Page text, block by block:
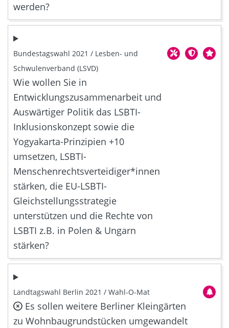
werden?
Bundestagswahl 2021 / Lesben- und
Schwulenverband (LSVD)
Wie wollen Sie in
Entwicklungszusammenarbeit und
Auswärtiger Politik das LSBTI-
Inklusionskonzept sowie die
Yogyakarta-Prinzipien +10
umsetzen, LSBTI-
Menschenrechtsverteidiger*innen
stärken, die EU-LSBTI-
Gleichstellungsstrategie
unterstützen und die Rechte von
LSBTI z.B. in Polen & Ungarn
stärken?
Landtagswahl Berlin 2021 / Wahl-O-Mat
Es sollen weitere Berliner Kleingärten
zu Wohnbaugrundstücken umgewandelt